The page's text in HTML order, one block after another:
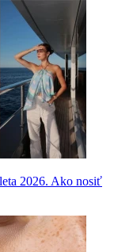
2026. Ako nosiť